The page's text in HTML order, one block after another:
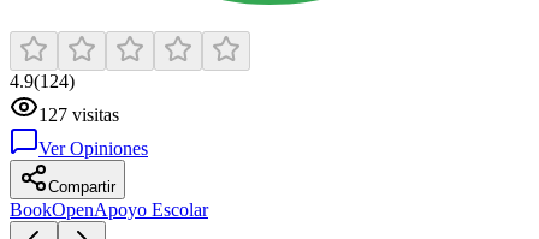
4.9(124)
127 visitas
Ver Opiniones
Compartir
BookOpenApoyo Escolar